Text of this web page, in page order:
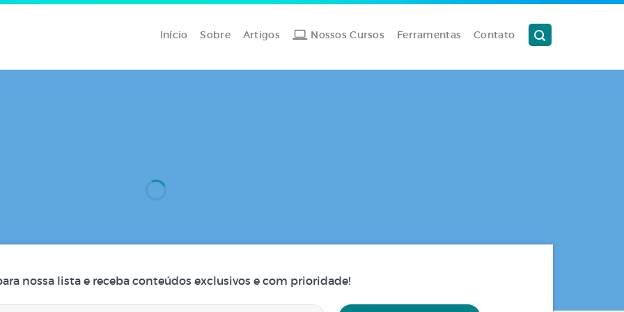
Início Sobre Artigos Nossos Cursos Ferramentas Contato
nossa lista e receba conteúdos exclusivos e com prioridade!